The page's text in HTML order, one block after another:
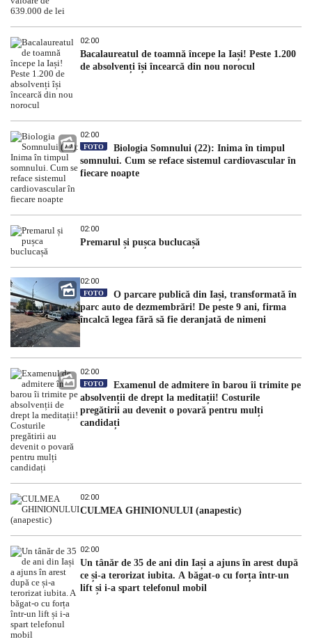
02:00
Bacalaureatul de toamnă începe la Iași! Peste 1.200
de absolvenți își încearcă din nou norocul
02:00
FOTO
Biologia Somnului (22): Inima în timpul
somnului. Cum se reface sistemul cardiovascular în
fiecare noapte
02:00
Premarul și pușca buclucașă
02:00
FOTO
O parcare publică din Iași, transformată în
parc auto de dezmembrări! De peste 9 ani, firma
încalcă legea fără să fie deranjată de nimeni
02:00
FOTO
Examenul de admitere în barou îi trimite pe
absolvenții de drept la meditații! Costurile
pregătirii au devenit o povară pentru mulți
candidați
02:00
CULMEA GHINIONULUI (anapestic)
02:00
Un tânăr de 35 de ani din Iași a ajuns în arest după
ce și-a terorizat iubita. A băgat-o cu forța într-un
lift și i-a spart telefonul mobil